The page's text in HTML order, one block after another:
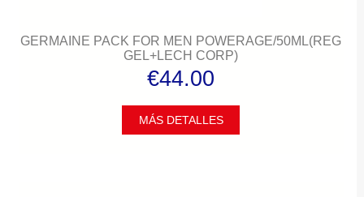
GERMAINE PACK FOR MEN POWERAGE/50ML(REG
GEL+LECH CORP)
€44.00
MÁS DETALLES